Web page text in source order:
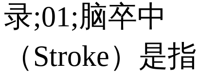
录;01;脑卒中
（Stroke）是指